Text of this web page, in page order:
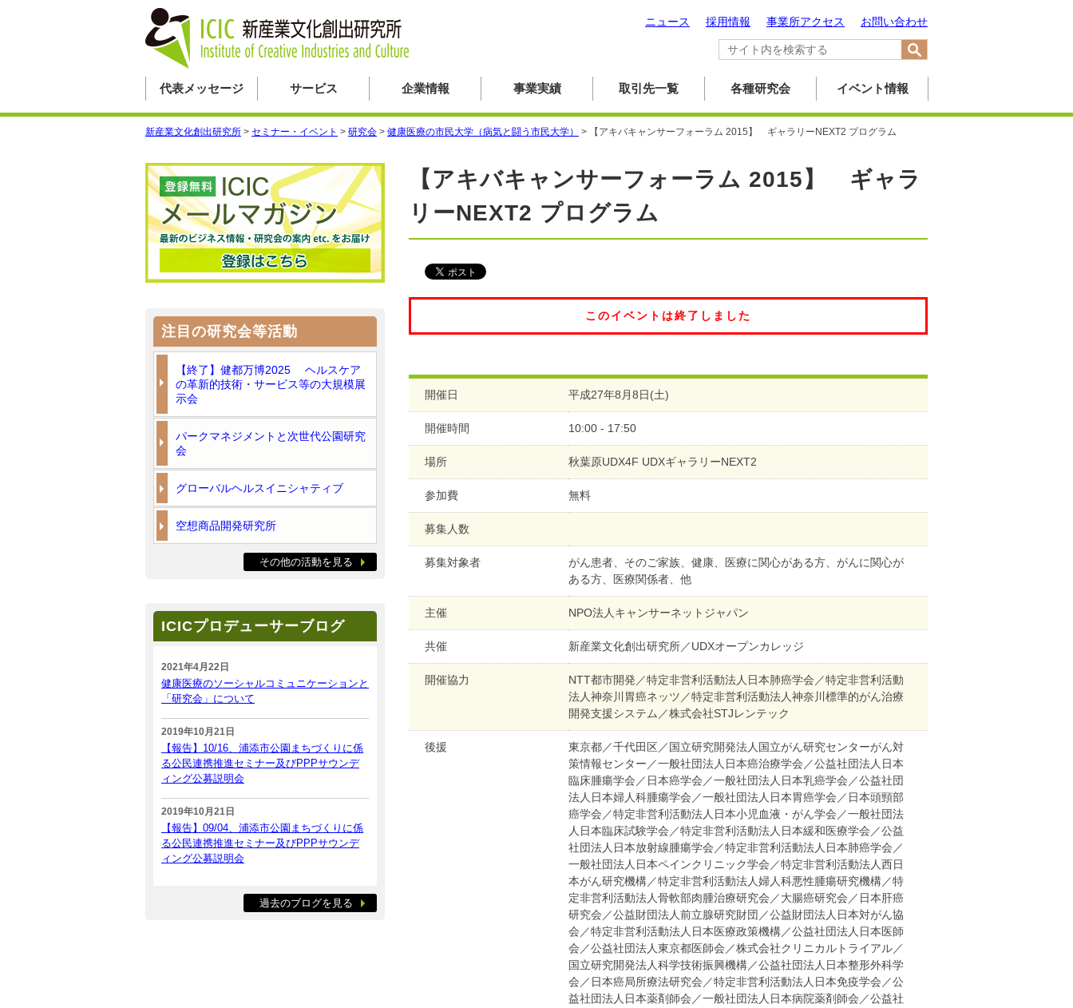
お問い合わせ
事業所アクセス
採用情報
ニュース
代表メッセージ サービス 企業情報 事業実績 取引先一覧 各種研究会 イベント情報
新産業文化創出研究所 > セミナー・イベント > 研究会 > 健康医療の市民大学（病気と闘う市民大学） > 【アキバキャンサーフォーラム 2015】 ギャラリーNEXT2 プログラム
【アキバキャンサーフォーラム 2015】 ギャラ
リーNEXT2 プログラム
このイベントは終了しました
開催日 平成27年8月8日(土)
開催時間 10:00 - 17:50
場所 秋葉原UDX4F UDXギャラリーNEXT2
参加費 無料
募集人数
募集対象者
がん患者、そのご家族、健康、医療に関心がある方、がんに関心が
ある方、医療関係者、他
主催 NPO法人キャンサーネットジャパン
共催 新産業文化創出研究所／UDXオープンカレッジ
開催協力
NTT都市開発／特定非営利活動法人日本肺癌学会／特定非営利活動
法人神奈川胃癌ネッツ／特定非営利活動法人神奈川標準的がん治療
開発支援システム／株式会社STJレンテック
後援
東京都／千代田区／国立研究開発法人国立がん研究センターがん対
策情報センター／一般社団法人日本癌治療学会／公益社団法人日本
臨床腫瘍学会／日本癌学会／一般社団法人日本乳癌学会／公益社団
法人日本婦人科腫瘍学会／一般社団法人日本胃癌学会／日本頭頸部
癌学会／特定非営利活動法人日本小児血液・がん学会／一般社団法
人日本臨床試験学会／特定非営利活動法人日本緩和医療学会／公益
社団法人日本放射線腫瘍学会／特定非営利活動法人日本肺癌学会／
一般社団法人日本ペインクリニック学会／特定非営利活動法人西日
本がん研究機構／特定非営利活動法人婦人科悪性腫瘍研究機構／特
定非営利活動法人骨軟部肉腫治療研究会／大腸癌研究会／日本肝癌
研究会／公益財団法人前立腺研究財団／公益財団法人日本対がん協
会／特定非営利活動法人日本医療政策機構／公益社団法人日本医師
会／公益社団法人東京都医師会／株式会社クリニカルトライアル／
国立研究開発法人科学技術振興機構／公益社団法人日本整形外科学
会／日本癌局所療法研究会／特定非営利活動法人日本免疫学会／公
益社団法人日本薬剤師会／一般社団法人日本病院薬剤師会／公益社
注目の研究会等活動
【終了】健都万博2025 ヘルスケア
の革新的技術・サービス等の大規模展
示会
パークマネジメントと次世代公園研究
会
グローバルヘルスイニシャティブ
空想商品開発研究所
その他の活動を見る
ICICプロデューサーブログ
2021年4月22日
健康医療のソーシャルコミュニケーションと
「研究会」について
2019年10月21日
【報告】10/16、浦添市公園まちづくりに係
る公民連携推進セミナー及びPPPサウンデ
ィング公募説明会
2019年10月21日
【報告】09/04、浦添市公園まちづくりに係
る公民連携推進セミナー及びPPPサウンデ
ィング公募説明会
過去のブログを見る